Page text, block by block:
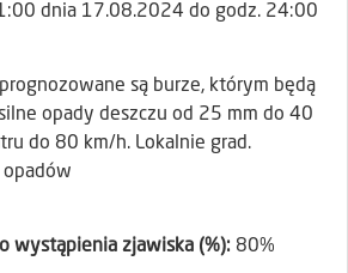
dnia 17.08.2024 do godz. 24:00
są burze, którym będą
opady deszczu od 25 mm do 40
do 80 km/h. Lokalnie grad.
opadów
wystąpienia zjawiska (%): 80%